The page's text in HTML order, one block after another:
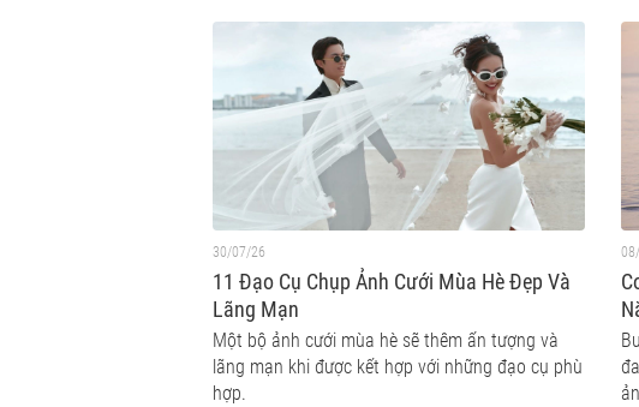
30/07/26
11 Đạo Cụ Chụp Ảnh Cưới Mùa Hè Đẹp Và
Lãng Mạn
Một bộ ảnh cưới mùa hè sẽ thêm ấn tượng và
lãng mạn khi được kết hợp với những đạo cụ phù
hợp.